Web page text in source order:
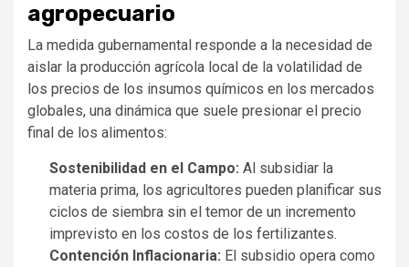
agropecuario
La medida gubernamental responde a la necesidad de
aislar la producción agrícola local de la volatilidad de
los precios de los insumos químicos en los mercados
globales, una dinámica que suele presionar el precio
final de los alimentos:
Sostenibilidad en el Campo: Al subsidiar la
materia prima, los agricultores pueden planificar sus
ciclos de siembra sin el temor de un incremento
imprevisto en los costos de los fertilizantes.
Contención Inflacionaria: El subsidio opera como